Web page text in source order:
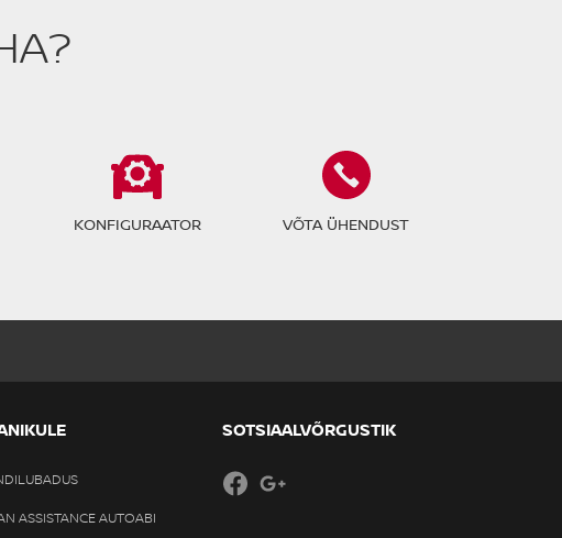
KONFIGURAATOR VÕTA ÜHENDUST
ASSISTANCE AUTOABI
SOTSIAALVÕRGUSTIK
Facebook